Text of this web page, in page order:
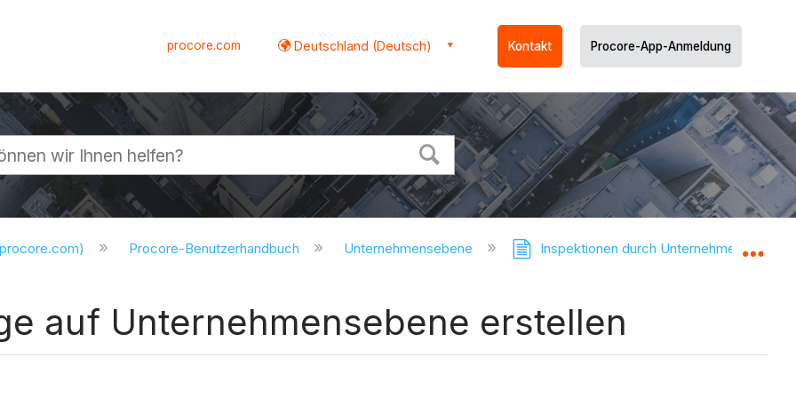
procore.com Deutschland (Deutsch) Kontakt Procore-App-Anmeldung
Procore-Benutzerhandbuch Unternehmensebene Inspektionen durch Unternehmen
auf Unternehmensebene erstellen